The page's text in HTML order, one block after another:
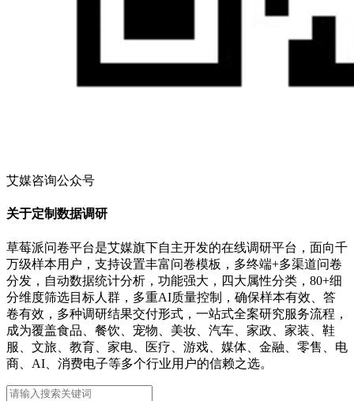
艾媒咨询公众号
关于定制数据调研
草莓派问卷平台是艾媒旗下自主开发的在线调研平台，面向千
万级样本用户，支持设置丰富问卷模板，多终端+多渠道问卷
分发，自动数据统计分析，功能强大，四大属性分类，80+细
分维度筛选目标人群，多重AI质量控制，确保样本有效、答
卷有效，多种调研结果交付形式，一站式全案研究服务流程，
成为覆盖食品、餐饮、宠物、美妆、汽车、家政、家装、鞋
服、文旅、教育、家电、医疗、游戏、媒体、金融、零售、电
商、AI、消费电子等多个行业用户的信赖之选。